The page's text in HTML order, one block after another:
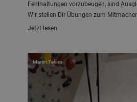
Fehlhaltungen vorzubeugen, sind
Wir stellen Dir Übungen zum
Jetzt lesen
Martin Tekles